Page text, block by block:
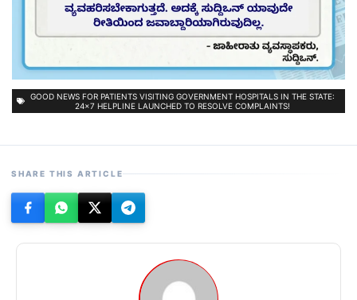
GOOD NEWS FOR PATIENTS VISITING GOVERNMENT HOSPITALS IN THE STATE:
24×7 HELPLINE LAUNCHED TO RESOLVE COMPLAINTS!
SHARE THIS ARTICLE